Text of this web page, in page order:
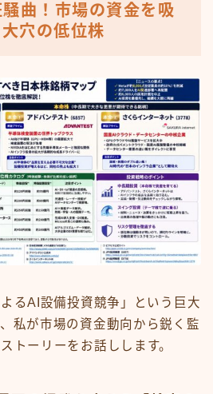
曲！市場の資金を吸
穴の低位株
るAI設備投資競争」という巨大
私が市場の資金動向から鋭く監
トーリーをお話しします。